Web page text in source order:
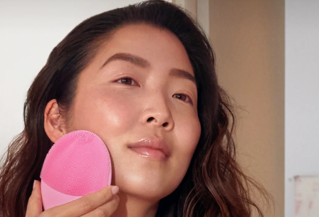
Профиль пользователя
Мои приборы
Мои заказы
Мои адреса
Мои подписки
НОВИНКА
FAQ™ Pure Beauty-Tech Elixir
BREAKING NEWS
issa™ Teeth Whitening Set
Язык
English Deutsch
Español
Français
Italiano
Português
Polski
Svenska
Русский
Türkçe
简体中文 繁體中文